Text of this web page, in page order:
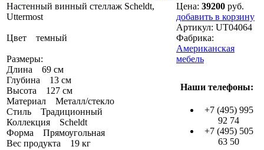
Настенный винный стеллаж Scheldt,
Uttermost
Цвет темный
Размеры:
Длина 69 см
Глубина 13 см
Высота 127 см
Материал Металл/стекло
Стиль Традиционный
Коллекция Scheldt
Форма Прямоугольная
Вес продукта 19 кг
Цена: 39200 руб.
добавить в корзину
Артикул: UT04064
Фабрика:
Американская
мебель
Наши телефоны:
+7 (495) 995
92 74
+7 (495) 505
63 50